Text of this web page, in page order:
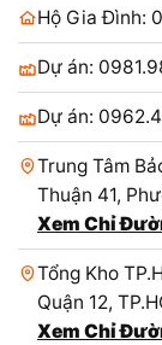
Hộ Gia Đình:
Dự án:
Dự án:
Trung Tâm
Thuận 41,
Xem Chỉ
Tổng Kho
Quận 12,
Xem Chỉ